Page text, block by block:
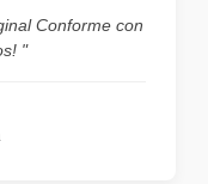
Conforme con
"